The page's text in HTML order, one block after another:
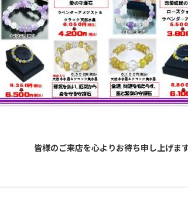
皆様のご来店を心よりお待ち申し上げま